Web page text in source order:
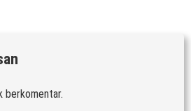
berkomentar.